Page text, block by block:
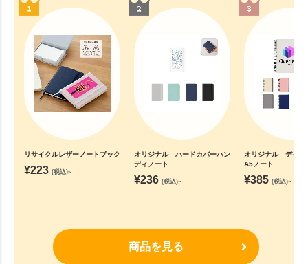
リサイクルレザーノートブック
¥223 (税込)~
オリジナル ハードカバーハン
ディノート
¥236 (税込)~
オリジナル デイリ
A5ノート
¥385 (税込)~
商品を見る